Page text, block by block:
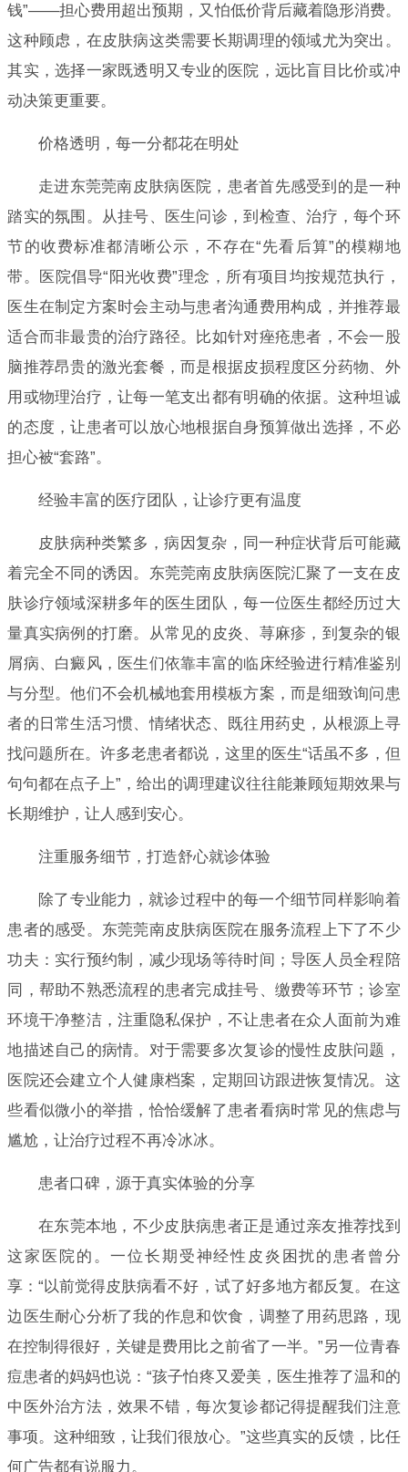
钱”——担心费用超出预期，又怕低价背后藏着隐形消费。
这种顾虑，在皮肤病这类需要长期调理的领域尤为突出。
其实，选择一家既透明又专业的医院，远比盲目比价或冲
动决策更重要。
价格透明，每一分都花在明处
走进东莞莞南皮肤病医院，患者首先感受到的是一种
踏实的氛围。从挂号、医生问诊，到检查、治疗，每个环
节的收费标准都清晰公示，不存在“先看后算”的模糊地
带。医院倡导“阳光收费”理念，所有项目均按规范执行，
医生在制定方案时会主动与患者沟通费用构成，并推荐最
适合而非最贵的治疗路径。比如针对痤疮患者，不会一股
脑推荐昂贵的激光套餐，而是根据皮损程度区分药物、外
用或物理治疗，让每一笔支出都有明确的依据。这种坦诚
的态度，让患者可以放心地根据自身预算做出选择，不必
担心被“套路”。
经验丰富的医疗团队，让诊疗更有温度
皮肤病种类繁多，病因复杂，同一种症状背后可能藏
着完全不同的诱因。东莞莞南皮肤病医院汇聚了一支在皮
肤诊疗领域深耕多年的医生团队，每一位医生都经历过大
量真实病例的打磨。从常见的皮炎、荨麻疹，到复杂的银
屑病、白癜风，医生们依靠丰富的临床经验进行精准鉴别
与分型。他们不会机械地套用模板方案，而是细致询问患
者的日常生活习惯、情绪状态、既往用药史，从根源上寻
找问题所在。许多老患者都说，这里的医生“话虽不多，但
句句都在点子上”，给出的调理建议往往能兼顾短期效果与
长期维护，让人感到安心。
注重服务细节，打造舒心就诊体验
除了专业能力，就诊过程中的每一个细节同样影响着
患者的感受。东莞莞南皮肤病医院在服务流程上下了不少
功夫：实行预约制，减少现场等待时间；导医人员全程陪
同，帮助不熟悉流程的患者完成挂号、缴费等环节；诊室
环境干净整洁，注重隐私保护，不让患者在众人面前为难
地描述自己的病情。对于需要多次复诊的慢性皮肤问题，
医院还会建立个人健康档案，定期回访跟进恢复情况。这
些看似微小的举措，恰恰缓解了患者看病时常见的焦虑与
尴尬，让治疗过程不再冷冰冰。
患者口碑，源于真实体验的分享
在东莞本地，不少皮肤病患者正是通过亲友推荐找到
这家医院的。一位长期受神经性皮炎困扰的患者曾分
享：“以前觉得皮肤病看不好，试了好多地方都反复。在这
边医生耐心分析了我的作息和饮食，调整了用药思路，现
在控制得很好，关键是费用比之前省了一半。”另一位青春
痘患者的妈妈也说：“孩子怕疼又爱美，医生推荐了温和的
中医外治方法，效果不错，每次复诊都记得提醒我们注意
事项。这种细致，让我们很放心。”这些真实的反馈，比任
何广告都有说服力。